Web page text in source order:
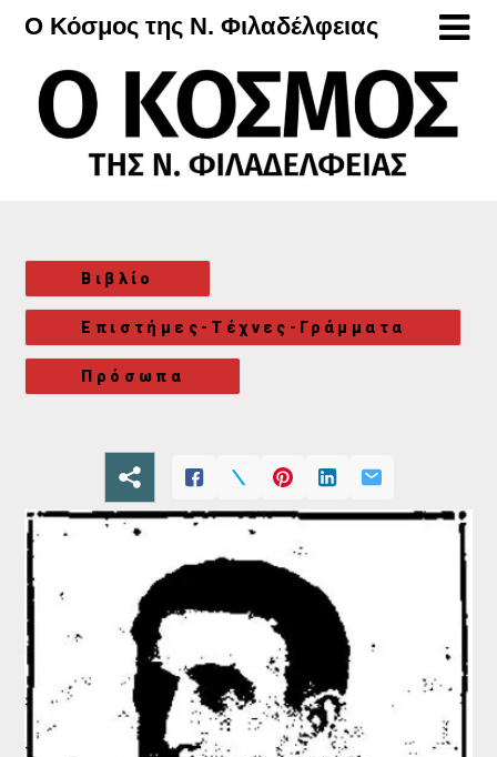
Μετάβαση
περιεχόμενο
Ο Κόσμος της Ν. Φιλαδέλφειας
Βιβλίο
Επιστήμες-Τέχνες-Γράμματα
Πρόσωπα